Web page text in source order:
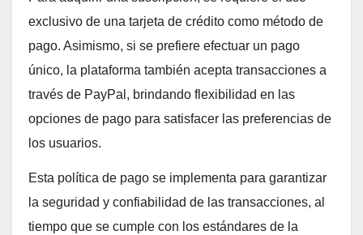
exclusivo de una tarjeta de crédito como método de
pago. Asimismo, si se prefiere efectuar un pago
único, la plataforma también acepta transacciones a
través de PayPal, brindando flexibilidad en las
opciones de pago para satisfacer las preferencias de
los usuarios.
Esta política de pago se implementa para garantizar
la seguridad y confiabilidad de las transacciones, al
tiempo que se cumple con los estándares de la